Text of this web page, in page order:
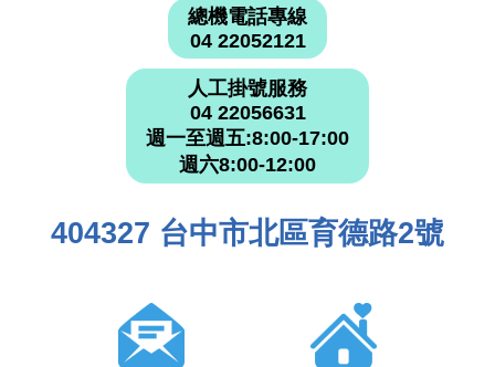
總機電話專線
04 22052121
人工掛號服務
04 22056631
週一至週五:8:00-17:00
週六8:00-12:00
404327 台中市北區育德路2號